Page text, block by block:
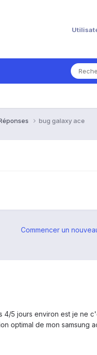
bug galaxy ace
Commencer un
5 jours environ est je ne
optimal de mon samsung